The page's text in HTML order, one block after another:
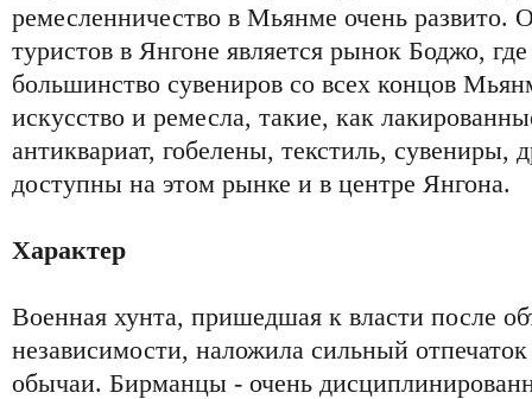
ремесленничество в Мьянме очень развито.
туристов в Янгоне является рынок Боджо,
большинство сувениров со всех концов
искусство и ремесла, такие, как
антиквариат, гобелены, текстиль, сувениры,
доступны на этом рынке и в центре Янгона.
Характер
Военная хунта, пришедшая к власти после
независимости, наложила сильный
обычаи. Бирманцы - очень